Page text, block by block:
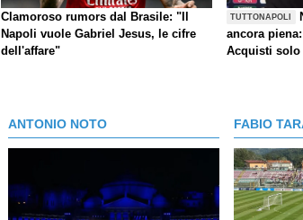
Clamoroso rumors dal Brasile: "Il
Napoli vuole Gabriel Jesus, le cifre
dell'affare"
TUTTONAPOLI
ancora
Acquisti solo
ANTONIO NOTO FABIO